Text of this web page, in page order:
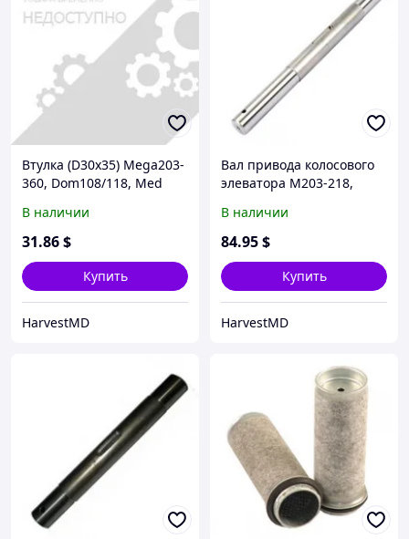
Втулка (D30x35) Mega203-
360, Dom108/118, Med
В наличии
31.86$
Купить
HarvestMD
Вал привода колосового
элеватора М203-218,
В наличии
84.95$
Купить
HarvestMD